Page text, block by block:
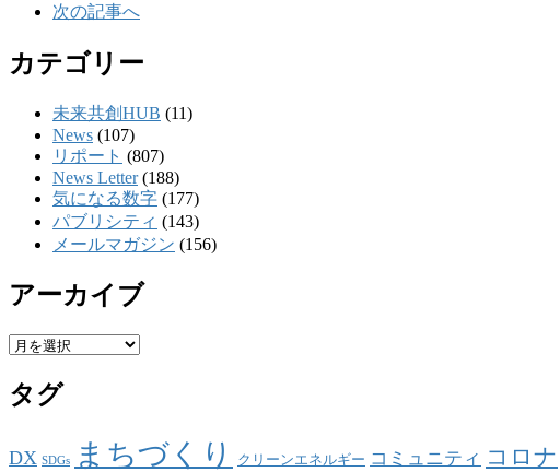
次の記事へ
カテゴリー
未来共創HUB (11)
News (107)
リポート (807)
News Letter(188)
気になる数字 (177)
パブリシティ (143)
メールマガジン (156)
アーカイブ
ア
カ
イ
タグ
DX SDGs まちづくり クリーンエネルギー コミュニティ コロナ